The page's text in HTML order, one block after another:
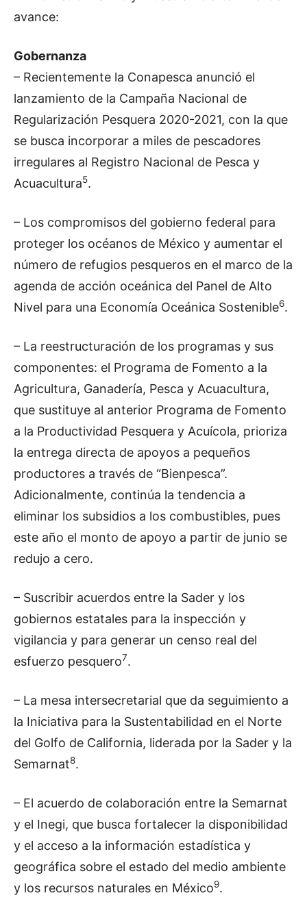
avance:
Gobernanza
– Recientemente la Conapesca anunció el
lanzamiento de la Campaña Nacional de
Regularización Pesquera 2020-2021, con la que
se busca incorporar a miles de pescadores
irregulares al Registro Nacional de Pesca y
Acuacultura5.
– Los compromisos del gobierno federal para
proteger los océanos de México y aumentar el
número de refugios pesqueros en el marco de la
agenda de acción oceánica del Panel de Alto
Nivel para una Economía Oceánica Sostenible6.
– La reestructuración de los programas y sus
componentes: el Programa de Fomento a la
Agricultura, Ganadería, Pesca y Acuacultura,
que sustituye al anterior Programa de Fomento
a la Productividad Pesquera y Acuícola, prioriza
la entrega directa de apoyos a pequeños
productores a través de “Bienpesca”.
Adicionalmente, continúa la tendencia a
eliminar los subsidios a los combustibles, pues
este año el monto de apoyo a partir de junio se
redujo a cero.
– Suscribir acuerdos entre la Sader y los
gobiernos estatales para la inspección y
vigilancia y para generar un censo real del
esfuerzo pesquero7.
– La mesa intersecretarial que da seguimiento a
la Iniciativa para la Sustentabilidad en el Norte
del Golfo de California, liderada por la Sader y la
Semarnat8.
– El acuerdo de colaboración entre la Semarnat
y el Inegi, que busca fortalecer la disponibilidad
y el acceso a la información estadística y
geográfica sobre el estado del medio ambiente
y los recursos naturales en México9.